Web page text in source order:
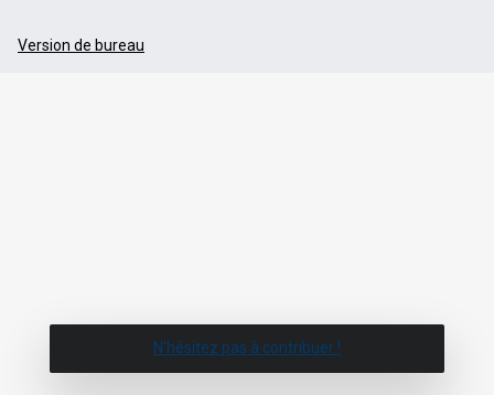
Version de bureau
N'hésitez pas à contribuer !